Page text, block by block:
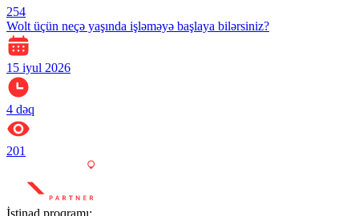
254
Wolt üçün neçə yaşında işləməyə başlaya bilərsiniz?
15 iyul 2026
4 dəq
201
İstinad proqramı: